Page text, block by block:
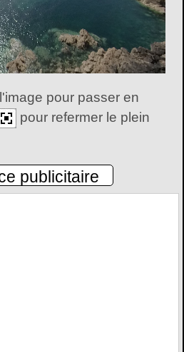
pour passer en
pour refermer le plein
publicitaire